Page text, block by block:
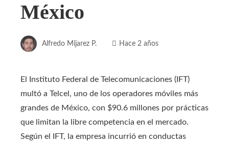
México
Alfredo Mijarez P. Hace 2 años
El Instituto Federal de Telecomunicaciones (IFT)
multó a Telcel, uno de los operadores móviles más
grandes de México, con $90.6 millones por prácticas
que limitan la libre competencia en el mercado.
Según el IFT, la empresa incurrió en conductas